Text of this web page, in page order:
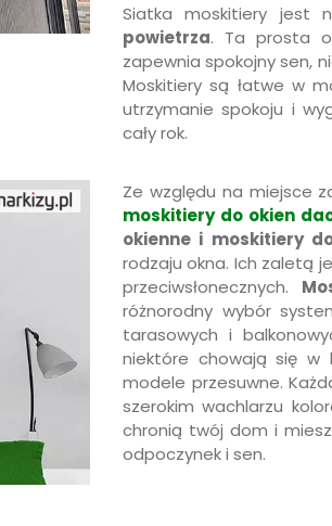
Siatka moskitiery jest
powietrza. Ta prosta
zapewnia spokojny sen,
Moskitiery są łatwe w
utrzymanie spokoju i
cały rok.
Ze względu na miejsce
moskitiery do okien
okienne i moskitiery
rodzaju okna. Ich zaletą
przeciwsłonecznych. M
różnorodny wybór
tarasowych i
niektóre chowają się w
modele przesuwne.
szerokim wachlarzu
chronią twój dom i
odpoczynek i sen.